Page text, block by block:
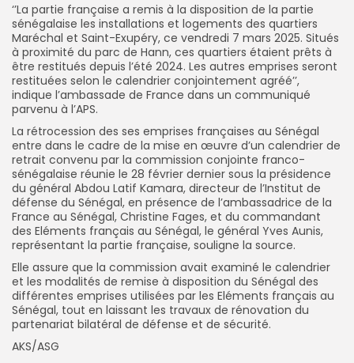
‘’La partie française a remis à la disposition de la partie
sénégalaise les installations et logements des quartiers
Maréchal et Saint-Exupéry, ce vendredi 7 mars 2025. Situés
à proximité du parc de Hann, ces quartiers étaient prêts à
être restitués depuis l’été 2024. Les autres emprises seront
restituées selon le calendrier conjointement agréé’’,
indique l’ambassade de France dans un communiqué
parvenu à l’APS.
La rétrocession des ses emprises françaises au Sénégal
entre dans le cadre de la mise en œuvre d’un calendrier de
retrait convenu par la commission conjointe franco-
sénégalaise réunie le 28 février dernier sous la présidence
du général Abdou Latif Kamara, directeur de l’Institut de
défense du Sénégal, en présence de l’ambassadrice de la
France au Sénégal, Christine Fages, et du commandant
des Eléments français au Sénégal, le général Yves Aunis,
représentant la partie française, souligne la source.
Elle assure que la commission avait examiné le calendrier
et les modalités de remise à disposition du Sénégal des
différentes emprises utilisées par les Eléments français au
Sénégal, tout en laissant les travaux de rénovation du
partenariat bilatéral de défense et de sécurité.
AKS/ASG